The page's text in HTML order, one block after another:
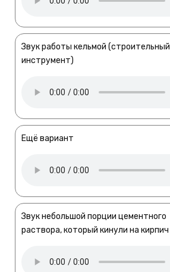
Звук работы кельмой (строительный
инструмент)
Ещё вариант
Звук небольшой порции цементного
раствора, который кинули на кирпич